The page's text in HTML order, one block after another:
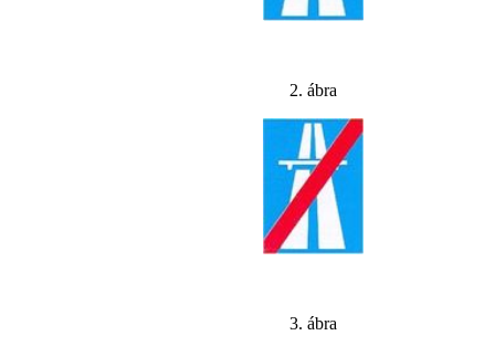
2. ábra
3. ábra